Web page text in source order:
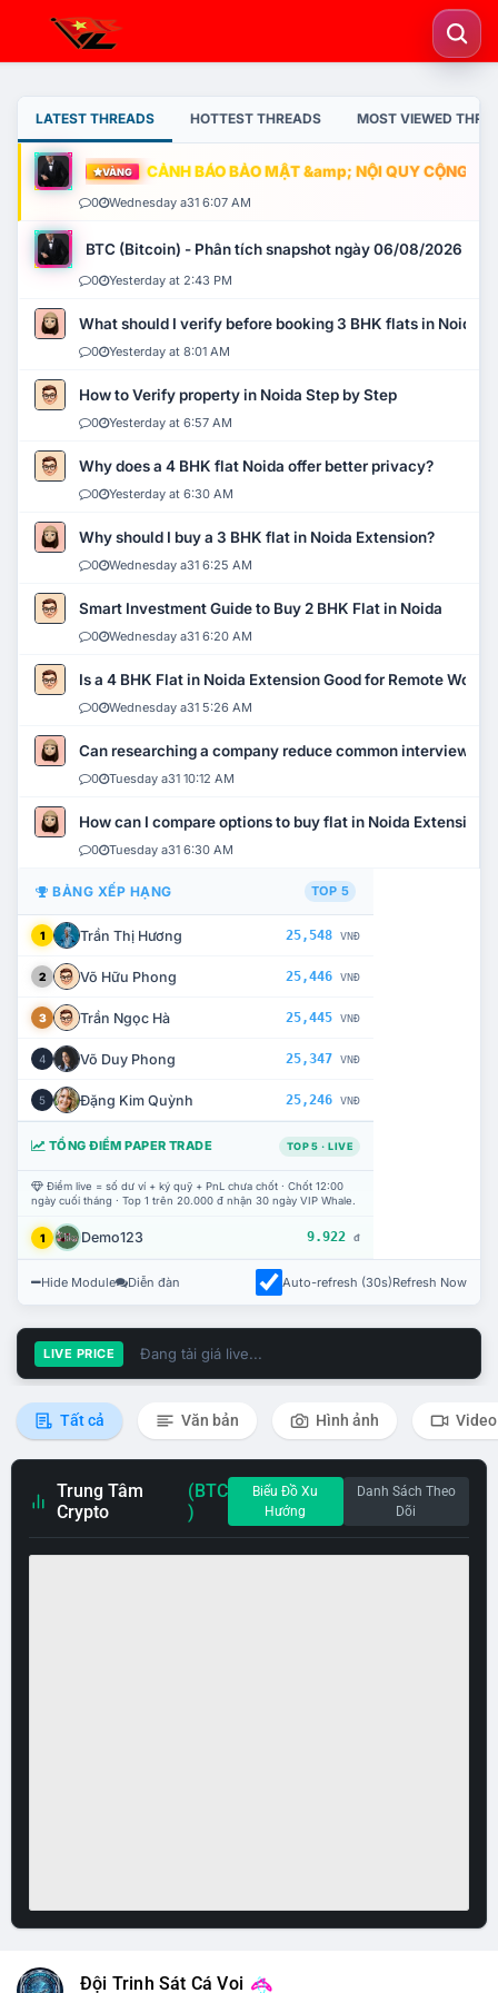
LATEST THREADS HOTTEST THREADS MOST VIEWED
VÀNG CẢNH BÁO BẢO MẬT &amp; NỘI QUY CỘNG
0 Wednesday a31 6:07 AM
BTC (Bitcoin) - Phân tích snapshot ngày 06/08/2026
0 Yesterday at 2:43 PM
What should I verify before booking 3 BHK flats in Noida?
0 Yesterday at 8:01 AM
How to Verify property in Noida Step by Step
0 Yesterday at 6:57 AM
Why does a 4 BHK flat Noida offer better privacy?
0 Yesterday at 6:30 AM
Why should I buy a 3 BHK flat in Noida Extension?
0 Wednesday a31 6:25 AM
Smart Investment Guide to Buy 2 BHK Flat in Noida
0 Wednesday a31 6:20 AM
Is a 4 BHK Flat in Noida Extension Good for Remote Work?
0 Wednesday a31 5:26 AM
Can researching a company reduce common interview
0 Tuesday a31 10:12 AM
How can I compare options to buy flat in Noida Extension?
0 Tuesday a31 6:30 AM
BẢNG XẾP HẠNG TOP 5
1 Trần Thị Hương 25,548 VNĐ
2 Võ Hữu Phong 25,446 VNĐ
3 Trần Ngọc Hà 25,445 VNĐ
4 Võ Duy Phong 25,347 VNĐ
5 Đặng Kim Quỳnh 25,246 VNĐ
TỔNG ĐIỂM PAPER TRADE TOP 5 · LIVE
Điểm live = số dư ví + ký quỹ + PnL chưa chốt · Chốt 12:00
ngày cuối tháng · Top 1 trên 20.000 đ nhận 30 ngày VIP Whale.
1 Demo123 9.922 đ
Hide Module Diễn đàn Auto-refresh (30s)Refresh Now
LIVE PRICE Đang tải giá live...
Tất cả Văn bản Hình ảnh Video
Trung Tâm
Crypto
(BTC
)
Biểu Đồ Xu
Hướng
Danh Sách Theo
Dõi
Đội Trinh Sát Cá Voi